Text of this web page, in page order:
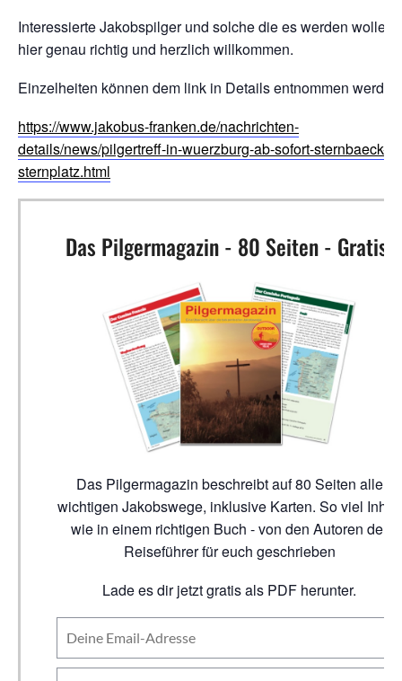
Interessierte Jakobspilger und solche die es werden wollen,
hier genau richtig und herzlich willkommen.
Einzelheiten können dem link in Details entnommen werden
https://www.jakobus-franken.de/nachrichten-
details/news/pilgertreff-in-wuerzburg-ab-sofort-sternbaeck-
sternplatz.html
Das Pilgermagazin - 80 Seiten - Gratis!
Das Pilgermagazin beschreibt auf 80 Seiten alle
wichtigen Jakobswege, inklusive Karten. So viel Inhalt
wie in einem richtigen Buch - von den Autoren der
Reiseführer für euch geschrieben
Lade es dir jetzt gratis als PDF herunter.